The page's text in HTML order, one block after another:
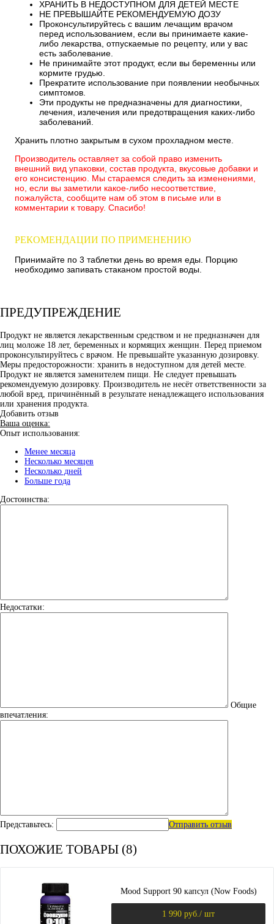
ХРАНИТЬ В НЕДОСТУПНОМ ДЛЯ ДЕТЕЙ МЕСТЕ
НЕ ПРЕВЫШАЙТЕ РЕКОМЕНДУЕМУЮ ДОЗУ
Проконсультируйтесь с вашим лечащим врачом
перед использованием, если вы принимаете какие-
либо лекарства, отпускаемые по рецепту, или у вас
есть заболевание.
Не принимайте этот продукт, если вы беременны или
кормите грудью.
Прекратите использование при появлении необычных
симптомов.
Эти продукты не предназначены для диагностики,
лечения, излечения или предотвращения каких-либо
заболеваний.
Хранить плотно закрытым в сухом прохладном месте.
Производитель оставляет за собой право изменить
внешний вид упаковки, состав продукта, вкусовые добавки и
его консистенцию. Мы стараемся следить за изменениями,
но, если вы заметили какое-либо несоответствие,
пожалуйста, сообщите нам об этом в письме или в
комментарии к товару. Спасибо!
РЕКОМЕНДАЦИИ ПО ПРИМЕНЕНИЮ
Принимайте по 3 таблетки день во время еды. Порцию
необходимо запивать стаканом простой воды.
ПРЕДУПРЕЖДЕНИЕ
Продукт не является лекарственным средством и не предназначен для
лиц моложе 18 лет, беременных и кормящих женщин. Перед приемом
проконсультируйтесь с врачом. Не превышайте указанную дозировку.
Меры предосторожности: хранить в недоступном для детей месте.
Продукт не является заменителем пищи. Не следует превышать
рекомендуемую дозировку. Производитель не несёт ответственности за
любой вред, причинённый в результате ненадлежащего использования
или хранения продукта.
Добавить отзыв
Ваша оценка:
Опыт использования:
Менее месяца
Несколько месяцев
Несколько дней
Больше года
Достоинства:
Недостатки:
Общие
впечатления:
Представьтесь: Отправить отзыв
ПОХОЖИЕ ТОВАРЫ (8)
Mood Support 90 капсул (Now Foods)
1 990 руб. / шт